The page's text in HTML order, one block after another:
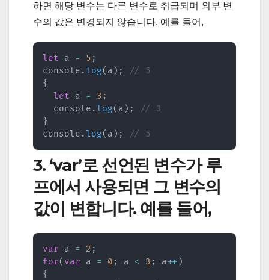
하면 해당 변수는 다른 변수로 취급되며 외부 변
수의 값은 변경되지 않습니다. 예를 들어,
let a = 5 ;
console . log( a ) ;
// 5
{
let a = 3 ;
  console
. log( a ) ;
// 3
}
console . log( a ) ; // 5
3. ‘var’로 선언된 변수가 루
프에서 사용되면 그 변수의
값이 변합니다. 예를 들어,
var a = 2 ;
for( var a = 0 ; a < 3 ; a++ )
{